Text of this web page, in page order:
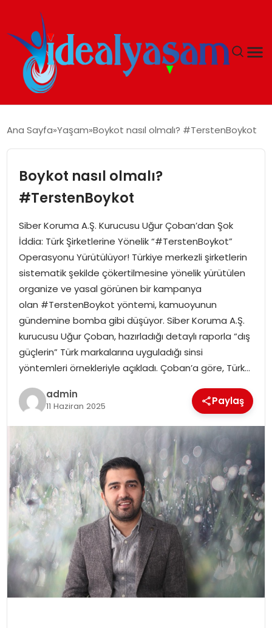
GÜNDEM
EKONOMI
İDEAL SPOR
YAŞAM
MAGAZIN
SAĞLIK
SOSYAL HABER
Ana Sayfa Yaşam Boykot nasıl olmalı? #TerstenBoykot
Boykot nasıl olmalı?
#TerstenBoykot
Siber Koruma A.Ş. Kurucusu Uğur Çoban’dan Şok
İddia: Türk Şirketlerine Yönelik “#TerstenBoykot”
Operasyonu Yürütülüyor! Türkiye merkezli şirketlerin
sistematik şekilde çökertilmesine yönelik yürütülen
organize ve yasal görünen bir kampanya
olan #TerstenBoykot yöntemi, kamuoyunun
gündemine bomba gibi düşüyor. Siber Koruma A.Ş.
kurucusu Uğur Çoban, hazırladığı detaylı raporla “dış
güçlerin” Türk markalarına uyguladığı sinsi
yöntemleri örnekleriyle açıkladı. Çoban’a göre, Türk…
admin
11 Haziran 2025 Paylaş